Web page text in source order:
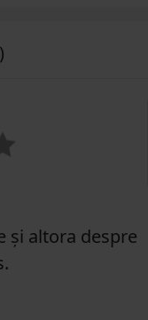
și altora despre